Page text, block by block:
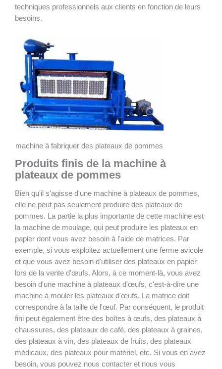
techniques professionnels aux clients en fonction de leurs
besoins.
machine à fabriquer des plateaux de pommes
Produits finis de la machine à
plateaux de pommes
Bien qu'il s'agisse d'une machine à plateaux de pommes,
elle ne peut pas seulement produire des plateaux de
pommes. La partie la plus importante de cette machine est
la machine de moulage, qui peut produire les plateaux en
papier dont vous avez besoin à l'aide de matrices. Par
exemple, si vous exploitez actuellement une ferme avicole
et que vous avez besoin d'utiliser des plateaux en papier
lors de la vente d'œufs. Alors, à ce moment-là, vous avez
besoin d'une machine à plateaux d'œufs, c'est-à-dire une
machine à mouler les plateaux d'œufs. La matrice doit
correspondre à la taille de l'œuf. Par conséquent, le produit
fini peut également être des boîtes à œufs, des plateaux à
chaussures, des plateaux de café, des plateaux à graines,
des plateaux à vin, des plateaux de fruits, des plateaux
médicaux, des plateaux pour matériel, etc. Si vous en avez
besoin, vous pouvez nous contacter et nous vous